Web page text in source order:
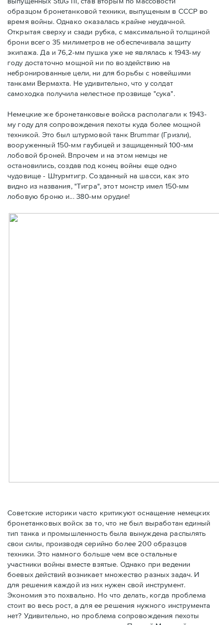
образцом бронетанковой техники, выпущеным в СССР во
время войны. Однако оказалась крайне неудачной.
Открытая сверху и сзади рубка, с максимальной толщиной
брони всего 35 милиметров не обеспечивала защиту
экипажа. Да и 76,2-мм пушка уже не являлась к 1943-му
году достаточно мощной ни по воздействию на
небронированные цели, ни для борьбы с новейшими
танками Вермахта. Не удивительно, что у солдат
самоходка получила нелестное прозвище "сука".
Немецкие же бронетанковые войска располагали к 1943-
му году для сопровождения пехоты куда более мощной
техникой. Это был штурмовой танк Brummar (Гризли),
вооруженный 150-мм гаубицей и защищенный 100-мм
лобовой броней. Впрочем и на этом немцы не
остановились, создав под конец войны еще одно
чудовище - Штурмтигр. Созданный на шасси, как это
видно из названия, "Тигра", этот монстр имел 150-мм
лобовую броню и... 380-мм орудие!
Советские историки часто критикуют оснащение немецких
бронетанковых войск за то, что не был выработан единый
тип танка и промышленность была вынуждена распылять
свои силы, производя серийно более 200 образцов
техники. Это намного больше чем все остальные
участники войны вместе взятые. Однако при ведении
боевых действий возникает множество разных задач. И
для решения каждой из них нужен свой инструмент.
Экономия это похвально. Но что делать, когда проблема
стоит во весь рост, а для ее решения нужного инструмента
нет? Удивительно, но проблема сопровождения пехоты